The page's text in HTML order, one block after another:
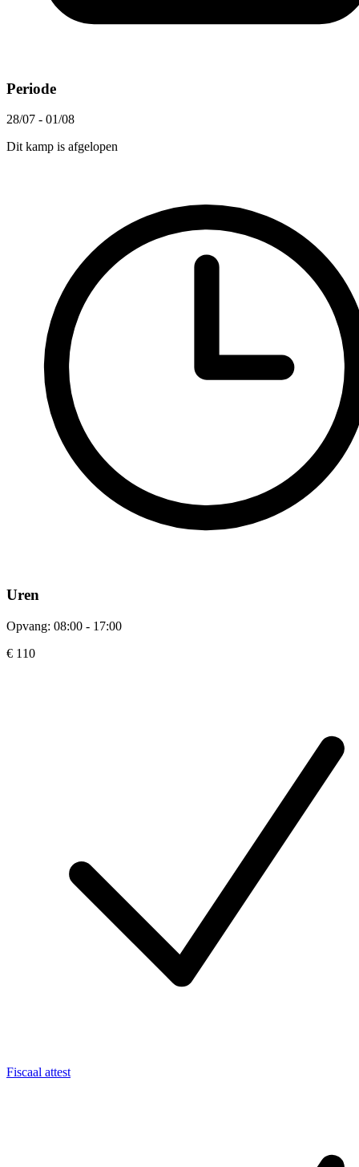
Periode
28/07 - 01/08
Dit kamp is afgelopen
Uren
Opvang: 08:00 - 17:00
€ 110
Fiscaal attest